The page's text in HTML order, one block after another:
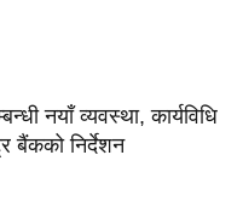
नयाँ व्यवस्था, कार्यविधि
बैंकको निर्देशन